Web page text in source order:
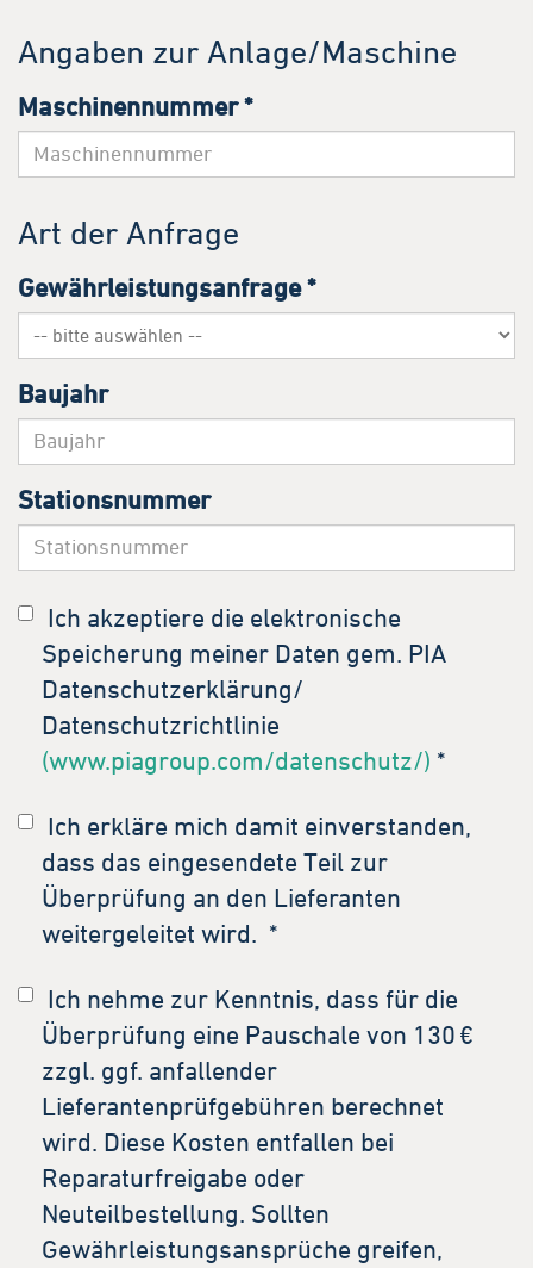
Angaben zur Anlage/Maschine
Maschinennummer*
Art der Anfrage
Gewährleistungsanfrage*
Baujahr
Stationsnummer
Ich akzeptiere die elektronische
Speicherung meiner Daten gem. PIA
Datenschutzerklärung/
Datenschutzrichtlinie
(www.piagroup.com/datenschutz/) *
Ich erkläre mich damit einverstanden,
dass das eingesendete Teil zur
Überprüfung an den Lieferanten
weitergeleitet wird. *
Ich nehme zur Kenntnis, dass für die
Überprüfung eine Pauschale von 130 €
zzgl. ggf. anfallender
Lieferantenprüfgebühren berechnet
wird. Diese Kosten entfallen bei
Reparaturfreigabe oder
Neuteilbestellung. Sollten
Gewährleistungsansprüche greifen,